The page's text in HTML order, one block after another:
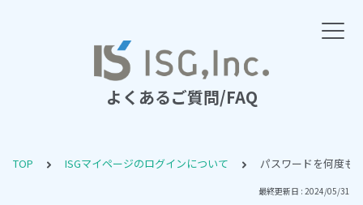
よくあるご質問/FAQ
TOP ISGマイページのログインについて パスワードを何度も
最終更新日 : 2024/05/31